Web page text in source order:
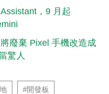
，9 月起
廢棄 Pixel 手機改造成
驚人
#開發板